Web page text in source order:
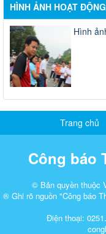
HÌNH ẢNH HOẠT ĐỘNG
Hình
Trang chủ
Công báo
© Bản quyền thuộc
® Ghi rõ nguồn "Công báo
Điện thoại: